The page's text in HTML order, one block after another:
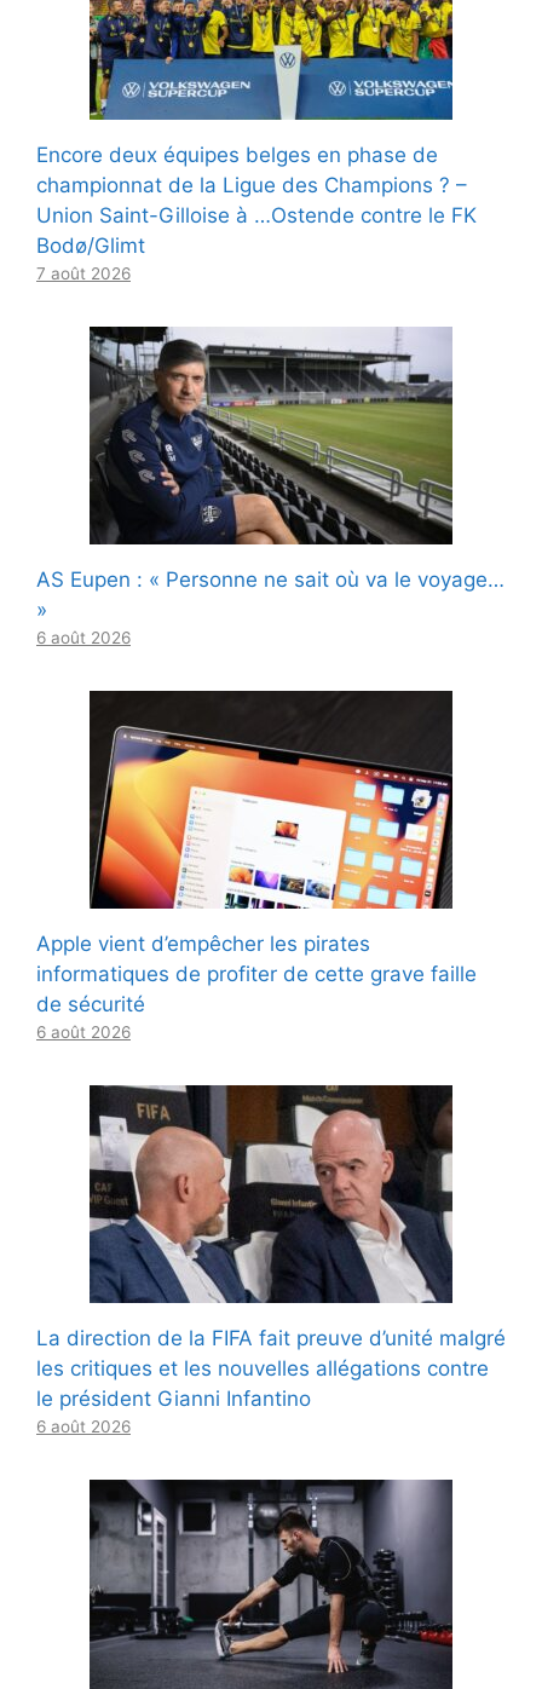
Encore deux équipes belges en phase de
championnat de la Ligue des Champions ? –
Union Saint-Gilloise à …Ostende contre le FK
Bodø/Glimt
7 août 2026
AS Eupen : « Personne ne sait où va le voyage…
»
6 août 2026
Apple vient d’empêcher les pirates
informatiques de profiter de cette grave faille
de sécurité
6 août 2026
La direction de la FIFA fait preuve d’unité malgré
les critiques et les nouvelles allégations contre
le président Gianni Infantino
6 août 2026